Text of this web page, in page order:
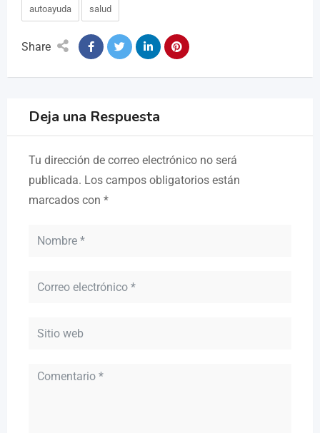
autoayuda salud
Share
Deja una Respuesta
Tu dirección de correo electrónico no será
publicada. Los campos obligatorios están
marcados con *